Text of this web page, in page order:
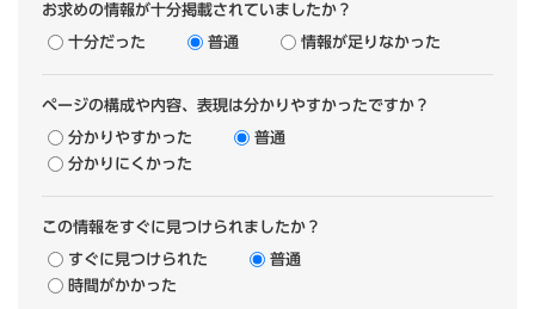
お求めの情報が十分掲載されていましたか？
十分だった 普通 情報が足りなかった
ページの構成や内容、表現は分かりやすかったですか？
分かりやすかった
普通
分かりにくかった
この情報をすぐに見つけられましたか？
すぐに見つけられた
普通
時間がかかった